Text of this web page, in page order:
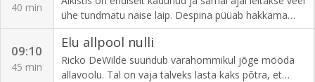
säärane asi, mille kiitmiseks pole meie keeles veel
küllalt vägevaid sõnu.
lapsi, kui vähegi võimalik. Auhinnatud Taani
dokumentaalfilm jälgib viie aasta vältel Collingsworthi
vihast võitlust šokolaaditootjatega ning nende
advokaatide ja lobitöötajate armeega.
40 min
ühe tundmatu naise laip. Despina püüab hakkama
saada onupojapoliitikaga väikses linnas, kuid tasapisi
hakkavad selguma ka tema enda varjatud pahed.
09:10
45 min
Elu allpool nulli
Ricko DeWilde suundub varahommikul jõge mööda
allavoolu. Tal on vaja talveks lasta kaks põtra, et